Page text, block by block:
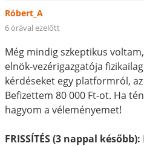
Róbert_A
6 órával ezelőtt
Még mindig szkeptikus
elnök-vezérigazgatója fizikailag
kérdéseket egy platformról,
Befizettem 80 000 Ft-ot. Ha
hagyom a véleményemet!
FRISSÍTÉS (3 nappal később):